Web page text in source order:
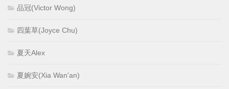
品冠(Victor Wong)
四葉草(Joyce Chu)
夏天Alex
夏婉安(Xia Wan'an)